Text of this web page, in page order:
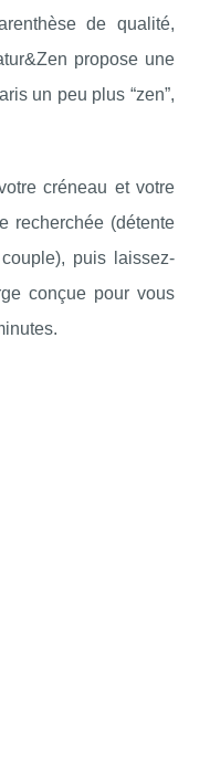
de qualité,
propose une
un peu plus “zen”,
créneau et votre
recherchée (détente
puis laissez-
conçue pour vous